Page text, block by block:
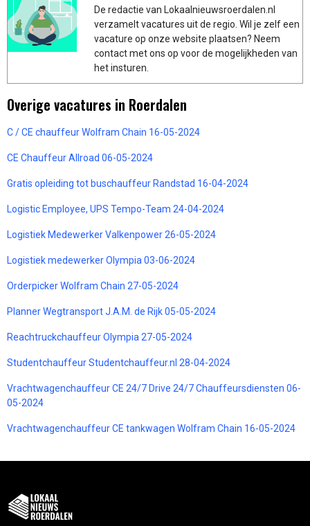
De redactie van Lokaalnieuwsroerdalen.nl
verzamelt vacatures uit de regio. Wil je zelf een
vacature op onze website plaatsen? Neem
contact met ons op voor de mogelijkheden van
het insturen.
Overige vacatures in Roerdalen
C / CE chauffeur Wolfram Chain 16-05-2024
CE Chauffeur Allroad 06-05-2024
Gratis opleiding tot buschauffeur Randstad 16-04-2024
Logistic Employee, UPS Tempo-Team 24-04-2024
Logistiek Medewerker Valkenpower 26-05-2024
Logistiek medewerker Olympia 03-06-2024
Orderpicker Wolfram Chain 27-05-2024
Planner Wegtransport J.A.M. de Rijk 05-05-2024
Reachtruckchauffeur Olympia 27-05-2024
Studentchauffeur Studentchauffeur.nl 28-04-2024
Vrachtwagenchauffeur CE 24/7 Drive 24/7 Chauffeursdiensten 06-
05-2024
Vrachtwagenchauffeur CE tankwagen Wolfram Chain 16-05-2024